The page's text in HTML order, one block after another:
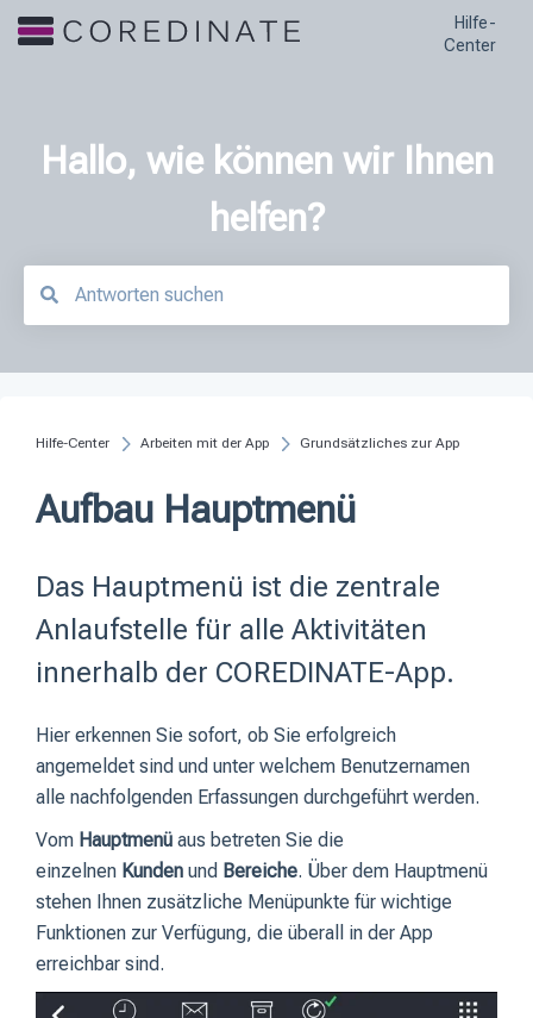
Hilfe-
Center
Hallo, wie können wir Ihnen
helfen?
Hilfe-Center Arbeiten mit der App Grundsätzliches zur App
Aufbau Hauptmenü
Das Hauptmenü ist die zentrale
Anlaufstelle für alle Aktivitäten
innerhalb der COREDINATE-App.
Hier erkennen Sie sofort, ob Sie erfolgreich
angemeldet sind und unter welchem Benutzernamen
alle nachfolgenden Erfassungen durchgeführt werden.
Vom Hauptmenü aus betreten Sie die
einzelnen Kunden und Bereiche. Über dem Hauptmenü
stehen Ihnen zusätzliche Menüpunkte für wichtige
Funktionen zur Verfügung, die überall in der App
erreichbar sind.